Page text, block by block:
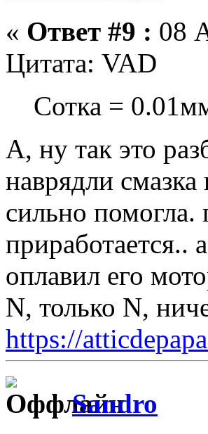
« Ответ #9 : 08
Цитата: VAD
Сотка =
А, ну так это
наврядли
сильно
приработается..
оплавил его
N, только N,
https://
Sandro